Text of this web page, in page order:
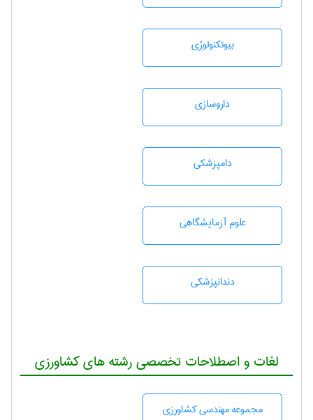
بيوتكنولوژی
داروسازی
دامپزشكی
علوم آزمايشگاهی
دندانپزشكی
لغات و اصطلاحات تخصصی رشته های کشاورزی
مجموعه مهندسی كشاورزی